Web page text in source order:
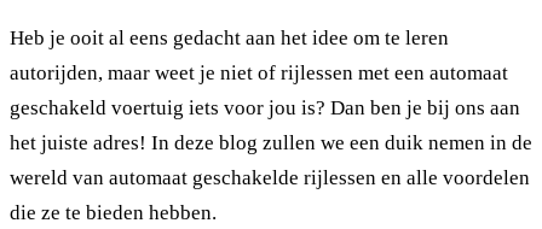
Heb je ooit al eens gedacht aan het idee om te leren
autorijden, maar weet je niet of rijlessen met een automaat
geschakeld voertuig iets voor jou is? Dan ben je bij ons aan
het juiste adres! In deze blog zullen we een duik nemen in de
wereld van automaat geschakelde rijlessen en alle voordelen
die ze te bieden hebben.